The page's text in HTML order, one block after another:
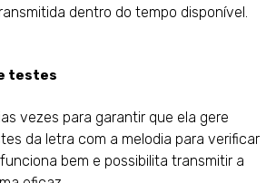
dentro do tempo disponível.
testes
vezes para garantir que ela gere
da letra com a melodia para verificar
bem e possibilita transmitir a